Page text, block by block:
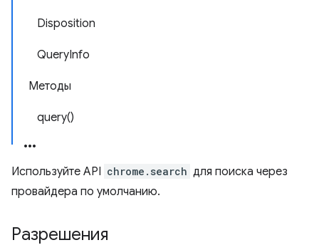
Disposition
QueryInfo
Методы
query()
Используйте API chrome.search для поиска через
провайдера по умолчанию.
Разрешения